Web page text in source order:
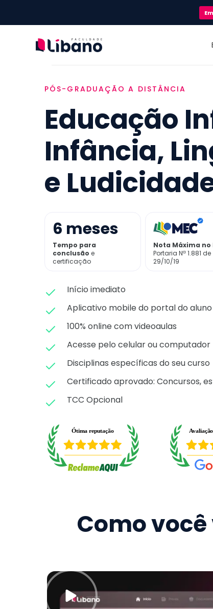
Em
PÓS-GRADUAÇÃO A DISTÂNCIA
Educação
Infância,
e
6 meses
Tempo para
conclusão e
certificação
Nota Máxima no
Portaria Nª 1.881 de
29/10/19
Início imediato
Aplicativo mobile do portal do aluno
100% online com videoaulas
Acesse pelo celular ou computador
Disciplinas específicas do seu curso
Certificado aprovado: Concursos,
TCC Opcional
Como